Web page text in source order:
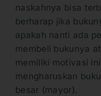
naskahnya bisa
berharap jika
apakah nanti ada
membeli bukunya
memiliki motivasi
mengharuskan
besar (mayor).